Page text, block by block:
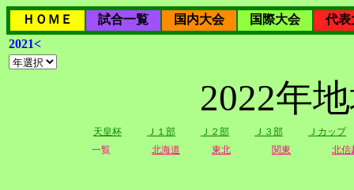
ＨＯＭＥ 試合一覧 国内大会 国際大会
代表
2021<
2022年
天皇杯 Ｊ１部 Ｊ２部 Ｊ３部
Ｊカップ
一覧
北海道 東北 関東 北信